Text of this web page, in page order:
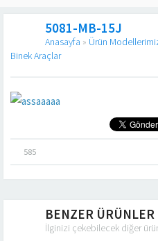
5081-MB-15J
Anasayfa » Ürün
Binek Araçlar
585
BENZER ÜRÜNLER
İlginizi çekebilecek diğer